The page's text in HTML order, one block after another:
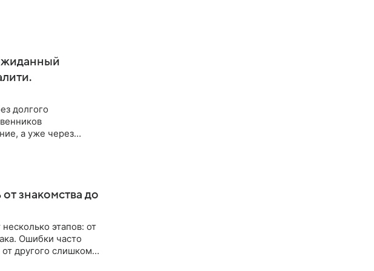
долгого
а уже через
знакомства до
этапов: от
Ошибки часто
от другого слишком